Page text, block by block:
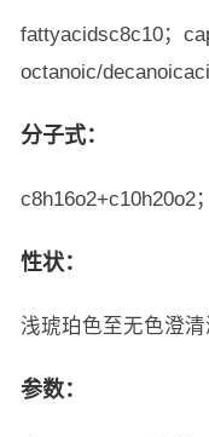
fattyacidsc8c10；
octanoic/
分子式：
c8h16o2+c10h20o2；
性状：
浅琥珀色至无色澄清
参数：